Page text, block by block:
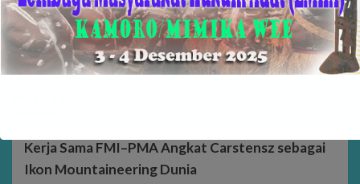
Cari
Kerja Sama FMI–PMA Angkat Carstensz sebagai
Ikon Mountaineering Dunia